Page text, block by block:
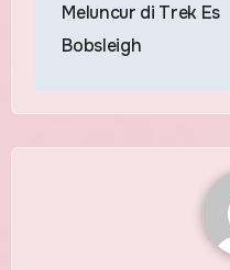
Meluncur di Trek Es
Bobsleigh